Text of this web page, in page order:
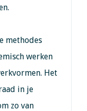
methodes
werken
Het
in je
zo van